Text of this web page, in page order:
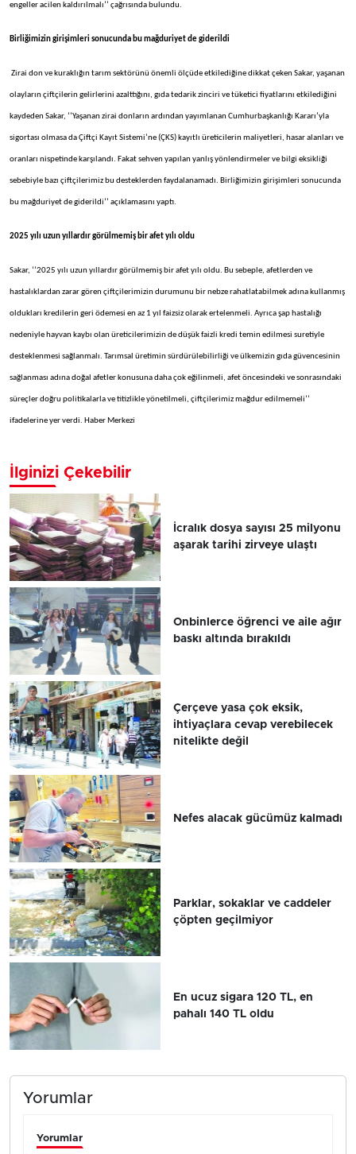
engeller acilen kaldırılmalı’’ çağrısında bulundu.
Birliğimizin girişimleri sonucunda bu mağduriyet de giderildi
Zirai don ve kuraklığın tarım sektörünü önemli ölçüde etkilediğine dikkat çeken Sakar, yaşanan
olayların çiftçilerin gelirlerini azalttığını, gıda tedarik zinciri ve tüketici fiyatlarını etkilediğini
kaydeden Sakar, ‘’Yaşanan zirai donların ardından yayımlanan Cumhurbaşkanlığı Kararı’yla
sigortası olmasa da Çiftçi Kayıt Sistemi’ne (ÇKS) kayıtlı üreticilerin maliyetleri, hasar alanları ve
oranları nispetinde karşılandı. Fakat sehven yapılan yanlış yönlendirmeler ve bilgi eksikliği
sebebiyle bazı çiftçilerimiz bu desteklerden faydalanamadı. Birliğimizin girişimleri sonucunda
bu mağduriyet de giderildi’’ açıklamasını yaptı.
2025 yılı uzun yıllardır görülmemiş bir afet yılı oldu
Sakar, ‘’2025 yılı uzun yıllardır görülmemiş bir afet yılı oldu. Bu sebeple, afetlerden ve
hastalıklardan zarar gören çiftçilerimizin durumunu bir nebze rahatlatabilmek adına kullanmış
oldukları kredilerin geri ödemesi en az 1 yıl faizsiz olarak ertelenmeli. Ayrıca şap hastalığı
nedeniyle hayvan kaybı olan üreticilerimizin de düşük faizli kredi temin edilmesi suretiyle
desteklenmesi sağlanmalı. Tarımsal üretimin sürdürülebilirliği ve ülkemizin gıda güvencesinin
sağlanması adına doğal afetler konusuna daha çok eğilinmeli, afet öncesindeki ve sonrasındaki
süreçler doğru politikalarla ve titizlikle yönetilmeli, çiftçilerimiz mağdur edilmemeli’’
ifadelerine yer verdi. Haber Merkezi
İlginizi Çekebilir
İcralık dosya sayısı 25 milyonu
aşarak tarihi zirveye ulaştı
Onbinlerce öğrenci ve aile ağır
baskı altında bırakıldı
Çerçeve yasa çok eksik,
ihtiyaçlara cevap verebilecek
nitelikte değil
Nefes alacak gücümüz kalmadı
Parklar, sokaklar ve caddeler
çöpten geçilmiyor
En ucuz sigara 120 TL, en
pahalı 140 TL oldu
Yorumlar
Yorumlar